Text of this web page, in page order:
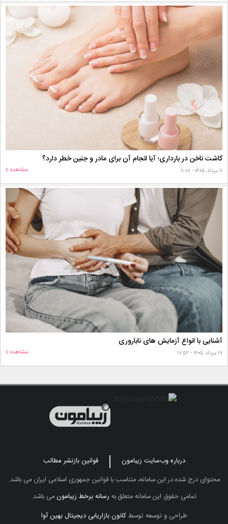
کاشت ناخن در بارداری؛ آیا انجام آن برای مادر و جنین خطر دارد؟
۱۱ مرداد ۱۴۰۵ - ۱۱:۰۸ مشاهده
آشنایی با انواع آزمایش های ناباروری
۱۷ مرداد ۱۴۰۵ - ۱۷:۵۲ مشاهده
درباره وب‌سایت زیبامون
قوانین بازنشر مطالب
محتوای درج شده در این سامانه، متناسب با قوانین جمهوری اسلامی ایران می باشد.
تمامی حقوق این سامانه متعلق به رسانه برخط زیبامونمی باشد.
طراحی و توسعه توسطکانون بازاریابی دیجیتال بهین آوا